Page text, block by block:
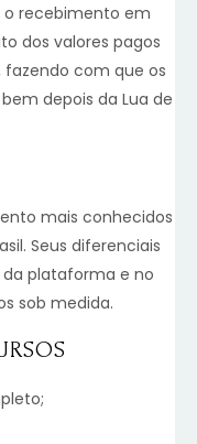
o recebimento em
dos valores pagos
com que os
depois da Lua de
mais conhecidos
Seus diferenciais
plataforma e no
sob medida.